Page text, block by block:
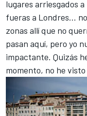
lugares arriesgados
fueras a Londres…
zonas allí que no
pasan aquí, pero yo
impactante. Quizás
momento, no he